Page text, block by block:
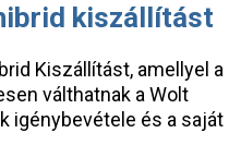
kiszállítást
Kiszállítást, amellyel a
válthatnak a Wolt
igénybevétele és a saját